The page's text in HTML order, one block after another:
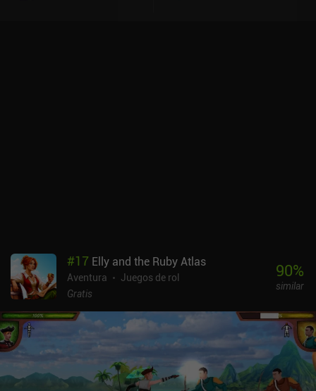
#17 Elly and the Ruby Atlas
Aventura
Juegos de rol
Gratis
90%
similar